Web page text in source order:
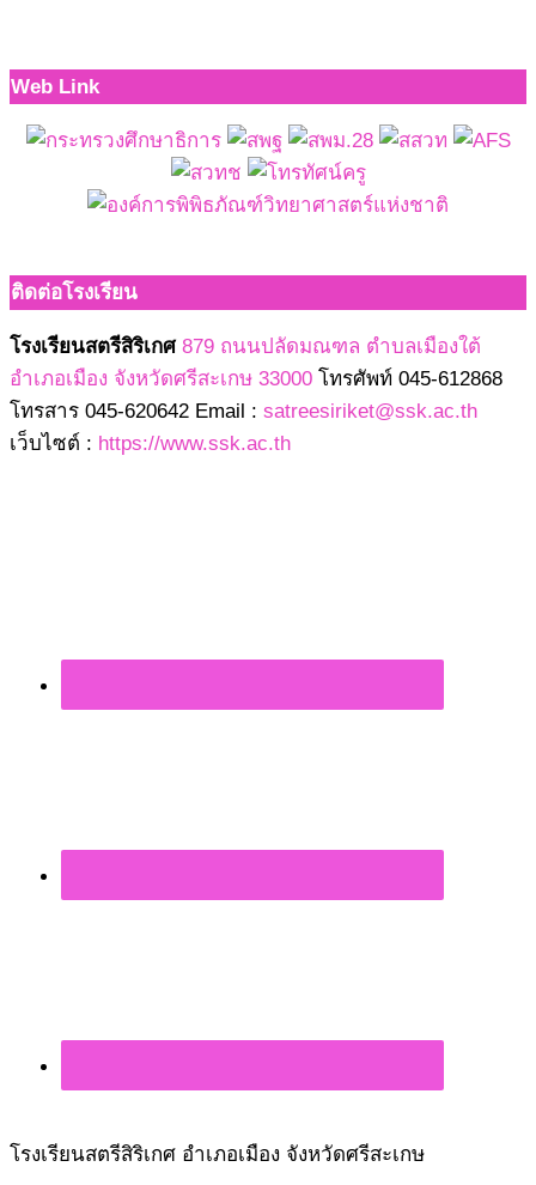
Web Link
ติดต่อโรงเรียน
โรงเรียนสตรีสิริเกศ 879 ถนนปลัดมณฑล ตำบลเมืองใต้
อำเภอเมือง จังหวัดศรีสะเกษ 33000 โทรศัพท์ 045-612868
โทรสาร 045-620642 Email : satreesiriket@ssk.ac.th
เว็บไซต์ : https://www.ssk.ac.th
โรงเรียนสตรีสิริเกศ อำเภอเมือง จังหวัดศรีสะเกษ